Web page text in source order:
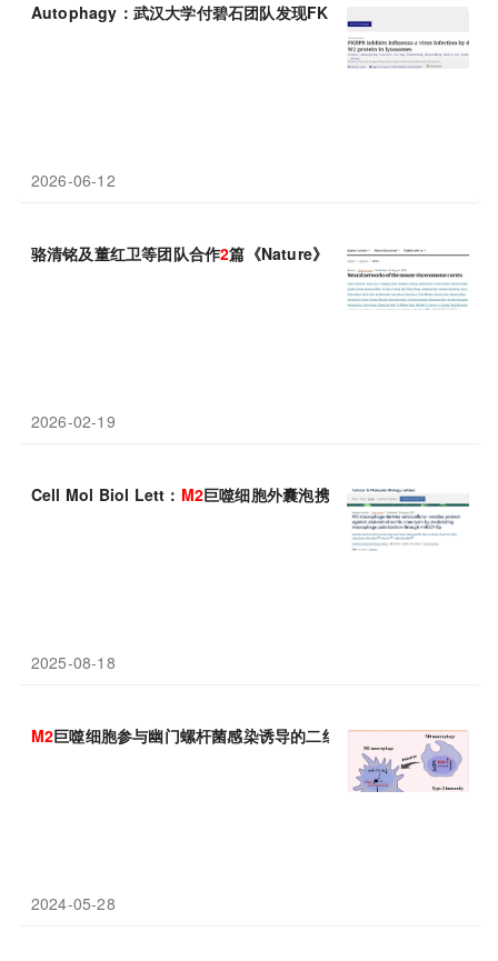
Autophagy：武汉大学付碧石团队发现FKBP8通过降解病毒
2026-06-12
骆清铭及董红卫等团队合作2篇《Nature》：绘制心智的“身体接
2026-02-19
Cell Mol Biol Lett： M2巨噬细胞外囊泡携miR221-5p，为腹主动
2025-08-18
M2巨噬细胞参与幽门螺杆菌感染诱导的二组先天淋巴细胞活化
2024-05-28